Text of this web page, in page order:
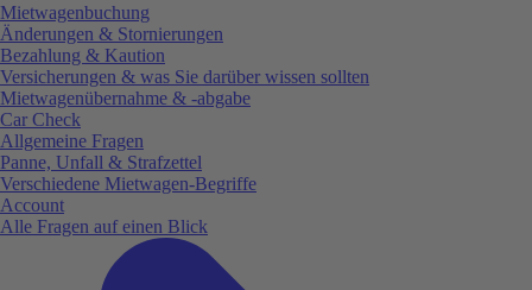
Mietwagenbuchung
Änderungen & Stornierungen
Bezahlung & Kaution
Versicherungen & was Sie darüber wissen sollten
Mietwagenübernahme & -abgabe
Car Check
Allgemeine Fragen
Panne, Unfall & Strafzettel
Verschiedene Mietwagen-Begriffe
Account
Alle Fragen auf einen Blick